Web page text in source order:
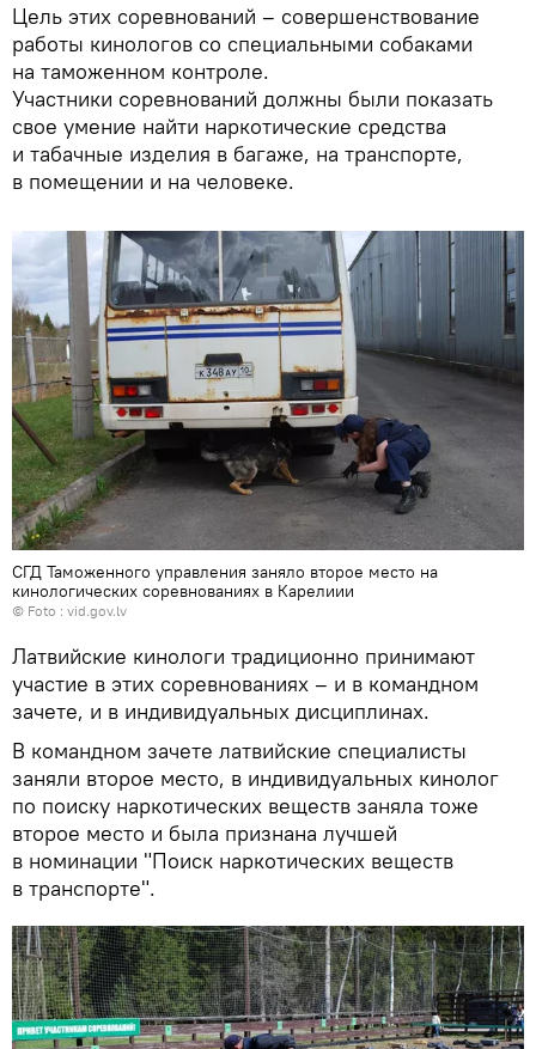
Цель этих соревнований – совершенствование
работы кинологов со специальными собаками
на таможенном контроле.
Участники соревнований должны были показать
свое умение найти наркотические средства
и табачные изделия в багаже, на транспорте,
в помещении и на человеке.
СГД Таможенного управления заняло второе место на
кинологических соревнованиях в Карелиии
© Foto : vid.gov.lv
Латвийские кинологи традиционно принимают
участие в этих соревнованиях – и в командном
зачете, и в индивидуальных дисциплинах.
В командном зачете латвийские специалисты
заняли второе место, в индивидуальных кинолог
по поиску наркотических веществ заняла тоже
второе место и была признана лучшей
в номинации "Поиск наркотических веществ
в транспорте".